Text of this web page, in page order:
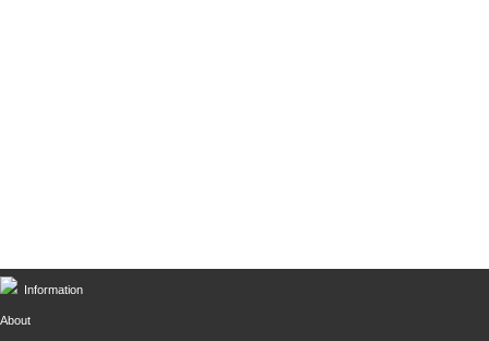
Information
About